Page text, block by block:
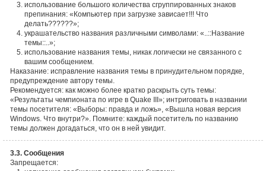
использование большого количества сгруппированных знаков
препинания: «Компьютер при загрузке зависает!!! Что
делать??????»;
украшательство названия различными символами: «..::Название
темы::..»;
использование названия темы, никак логически не связанного с
вашим сообщением.
Наказание: исправление названия темы в принудительном порядке,
предупреждение автору темы.
Рекомендуется: как можно более кратко раскрыть суть темы:
«Результаты чемпионата по игре в Quake III»; интриговать в названии
темы посетителя: «Выборы: правда и ложь», «Вышла новая версия
Windows. Что внутри?». Помните: каждый посетитель по названию
темы должен догадаться, что он в ней увидит.
3.3. Сообщения
Запрещается: